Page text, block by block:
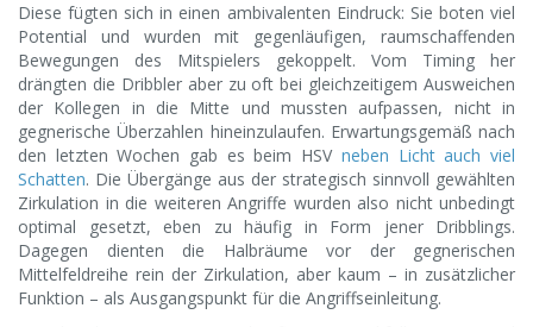
Diese fügten sich in einen ambivalenten Eindruck: Sie boten viel
Potential und wurden mit gegenläufigen, raumschaffenden
Bewegungen des Mitspielers gekoppelt. Vom Timing her
drängten die Dribbler aber zu oft bei gleichzeitigem Ausweichen
der Kollegen in die Mitte und mussten aufpassen, nicht in
gegnerische Überzahlen hineinzulaufen. Erwartungsgemäß nach
den letzten Wochen gab es beim HSV neben Licht auch viel
Schatten. Die Übergänge aus der strategisch sinnvoll gewählten
Zirkulation in die weiteren Angriffe wurden also nicht unbedingt
optimal gesetzt, eben zu häufig in Form jener Dribblings.
Dagegen dienten die Halbräume vor der gegnerischen
Mittelfeldreihe rein der Zirkulation, aber kaum – in zusätzlicher
Funktion – als Ausgangspunkt für die Angriffseinleitung.